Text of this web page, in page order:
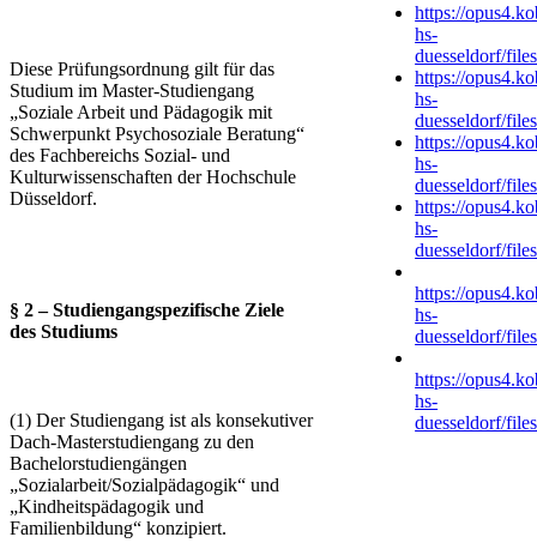
Diese Prüfungsordnung gilt für das
Studium im Master-Studiengang
„Soziale Arbeit und Pädagogik mit
Schwerpunkt Psychosoziale Beratung“
des Fachbereichs Sozial- und
Kulturwissenschaften der Hochschule
Düsseldorf.
§ 2 – Studiengangspezifische Ziele
des Studiums
(1) Der Studiengang ist als konsekutiver
Dach-Masterstudiengang zu den
Bachelorstudiengängen
„Sozialarbeit/Sozialpädagogik“ und
„Kindheitspädagogik und
Familienbildung“ konzipiert.
https://
hs-
duesseldorf/
https://
hs-
duesseldorf/
https://
hs-
duesseldorf/
https://
hs-
duesseldorf/
https://
hs-
duesseldorf/
https://
hs-
duesseldorf/